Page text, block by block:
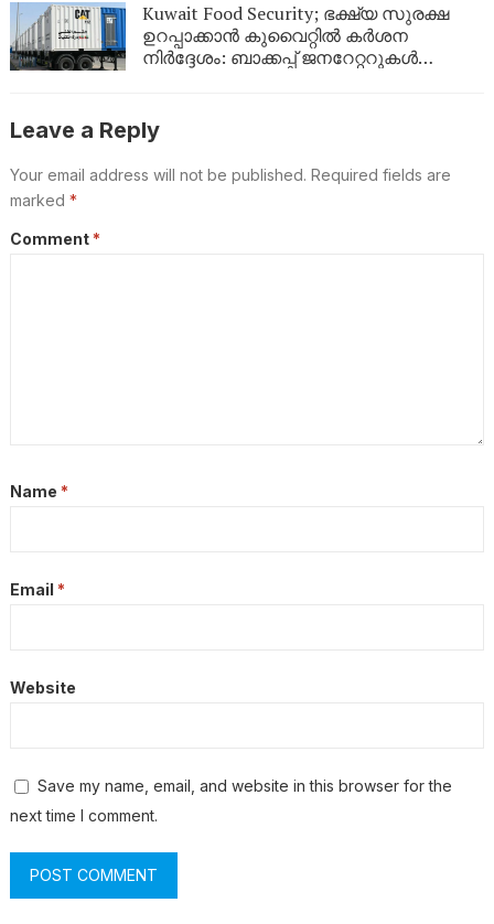
Kuwait Food Security; ഭക്ഷ്യ സുരക്ഷ
ഉറപ്പാക്കാൻ കുവൈറ്റിൽ കർശന
നിർദ്ദേശം: ബാക്കപ്പ് ജനറേറ്ററുകൾ
Leave a Reply
Your email address will not be published. Required fields are
marked *
Comment *
Name *
Email *
Website
Save my name, email, and website in this browser for the
next time I comment.